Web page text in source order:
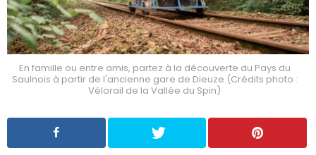
En famille ou entre amis, partez à la découverte du Pays du
Saulnois à partir de l'ancienne gare de Dieuze (Crédits photo :
Vélorail de la Vallée du Spin)